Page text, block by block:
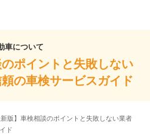
車について
のポイントと失敗しない
の車検サービスガイド
新版】車検相談のポイントと失敗しない業者
ド